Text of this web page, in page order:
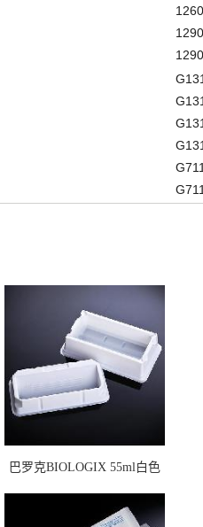
巴罗克BIOLOGIX 55ml白色
马射线灭菌25-0051